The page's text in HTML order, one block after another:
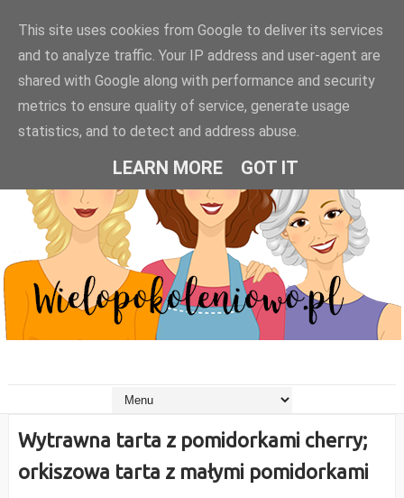
Wytrawna tarta z pomidorkami cherry;
orkiszowa tarta z małymi pomidorkami
This site uses cookies from Google to deliver its services
and to analyze traffic. Your IP address and user-agent are
shared with Google along with performance and security
metrics to ensure quality of service, generate usage
statistics, and to detect and address abuse.
LEARN MORE GOT IT